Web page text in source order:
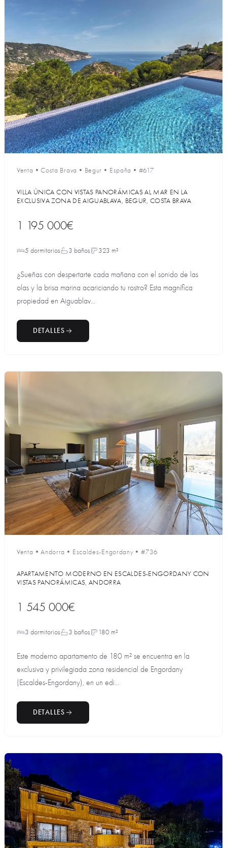
Venta •Costa Brava • Begur • España • #617
VILLA ÚNICA CON VISTAS PANORÁMICAS AL MAR EN LA
EXCLUSIVA ZONA DE AIGUABLAVA, BEGUR, COSTA BRAVA
1 195 000€
5 dormitorios 3 baños 323 m²
¿Sueñas con despertarte cada mañana con el sonido de las
olas y la brisa marina acariciando tu rostro? Esta magnífica
propiedad en Aiguablav...
DETALLES
Venta •Andorra • Escaldes-Engordany •#736
APARTAMENTO MODERNO EN ESCALDES-ENGORDANY CON
VISTAS PANORÁMICAS, ANDORRA
1 545 000€
3 dormitorios 3 baños 180 m²
Este moderno apartamento de 180 m² se encuentra en la
exclusiva y privilegiada zona residencial de Engordany
(Escaldes-Engordany), en un edi...
DETALLES